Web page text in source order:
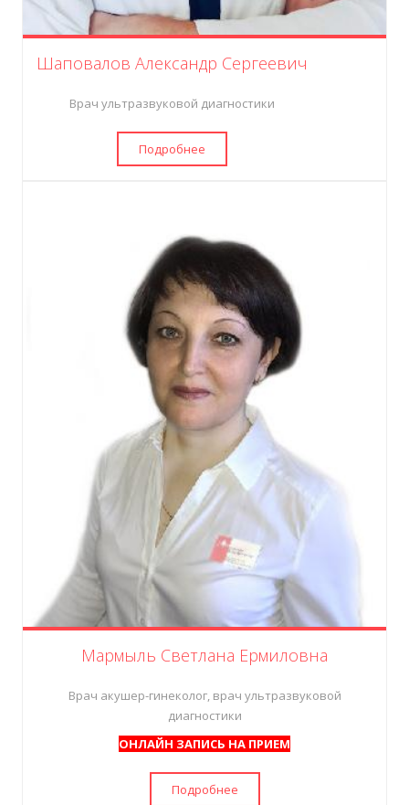
Шаповалов Александр Сергеевич
Врач ультразвуковой диагностики
Подробнее
Мармыль Светлана Ермиловна
Врач акушер-гинеколог, врач ультразвуковой
диагностики
ОНЛАЙН ЗАПИСЬ НА ПРИЕМ
Подробнее